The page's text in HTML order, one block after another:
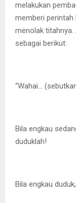
melakukan
memberi perintah
menolak titahnya.
sebagai berikut:
“Wahai…
Bila engkau
duduklah!
Bila engkau